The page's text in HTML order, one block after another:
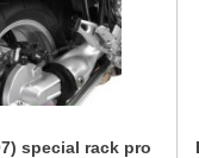
special rack pro